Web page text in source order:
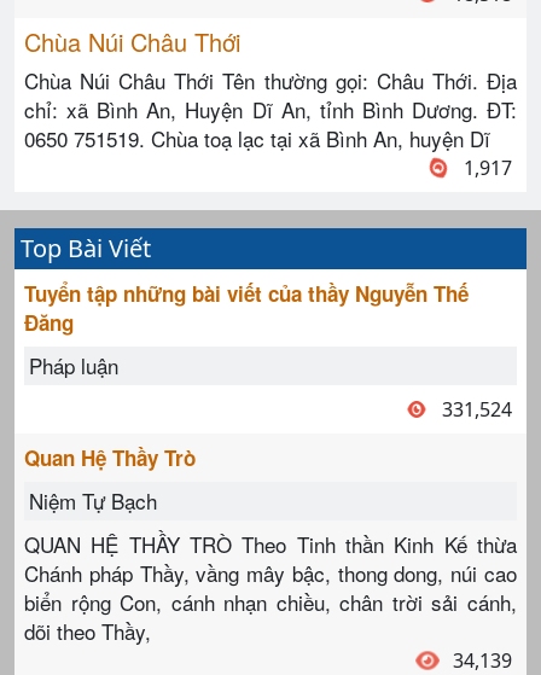
Chùa Núi Châu Thới
Chùa Núi Châu Thới Tên thường gọi: Châu Thới. Địa
chỉ: xã Bình An, Huyện Dĩ An, tỉnh Bình Dương. ĐT:
0650 751519. Chùa toạ lạc tại xã Bình An, huyện Dĩ
1,917
Top Bài Viết
Tuyển tập những bài viết của thầy Nguyễn Thế
Đăng
Pháp luận
331,524
Quan Hệ Thầy Trò
Niệm Tự Bạch
QUAN HỆ THẦY TRÒ Theo Tinh thần Kinh Kế thừa
Chánh pháp Thầy, vầng mây bậc, thong dong, núi cao
biển rộng Con, cánh nhạn chiều, chân trời sải cánh,
dõi theo Thầy,
34,139